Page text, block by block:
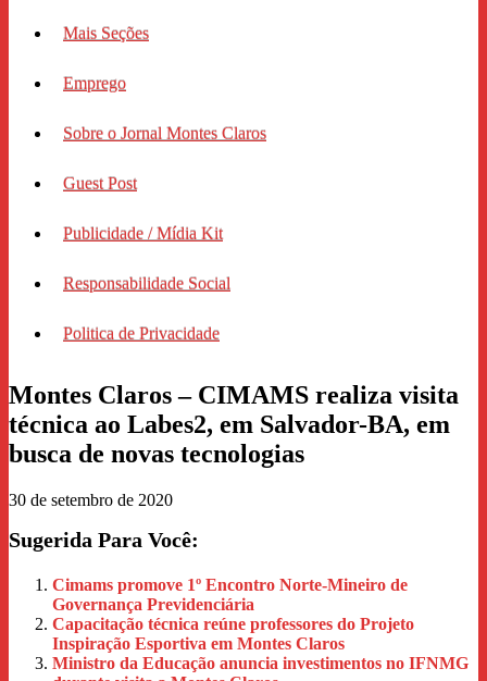
Mais Seções
Emprego
Sobre o Jornal Montes Claros
Guest Post
Publicidade / Mídia Kit
Responsabilidade Social
Politica de Privacidade
Montes Claros – CIMAMS realiza visita
técnica ao Labes2, em Salvador-BA, em
busca de novas tecnologias
30 de setembro de 2020
Sugerida Para Você:
Cimams promove 1º Encontro Norte-Mineiro de
Governança Previdenciária
Capacitação técnica reúne professores do Projeto
Inspiração Esportiva em Montes Claros
Ministro da Educação anuncia investimentos no IFNMG